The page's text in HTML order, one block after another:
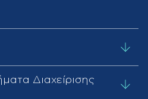
Διαχείρισης